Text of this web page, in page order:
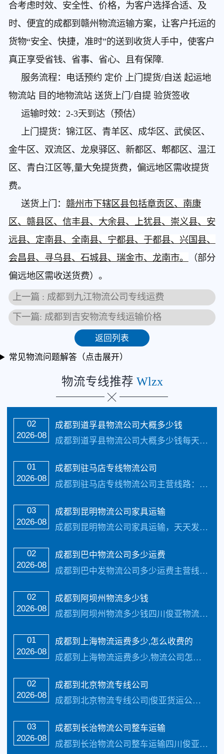
合考虑时效、安全性、价格，为客户选择合适、及
时、便宜的成都到赣州物流运输方案，让客户托运的
货物“安全、快捷，准时”的送到收货人手中，使客户
真正享受省钱、省事、省心、且有保障.
服务流程：电话预约 定价 上门提货/自送 起运地
物流站 目的地物流站 送货上门/自提 验货签收
运输时效：2-3天到达（预估）
上门提货：锦江区、青羊区、成华区、武侯区、
金牛区、双流区、龙泉驿区、新都区、郫都区、温江
区、青白江区等,量大免提货费，偏远地区需收提货
费。
送货上门： 赣州市下辖区县包括章贡区、南康
区、赣县区、信丰县、大余县、上犹县、崇义县、安
远县、定南县、全南县、宁都县、于都县、兴国县、
会昌县、寻乌县、石城县、瑞金市、龙南市。
（部分
偏远地区需收送货费）。
上一篇 : 成都到九江物流公司专线运费
下一篇: 成都到吉安物流专线运输价格
返回列表
常见物流问题解答（点击展开）
物流专线推荐 Wlzx
02
2026-08
成都到道孚县物流公司大概多少钱
成都到道孚县物流公司大概多少钱每天发车，3-4天可以到达道孚县以下地区：全州辖康定、泸定、丹巴、九龙、雅江、道孚、炉霍、甘孜、新龙、德格、白玉、石渠、色达、理塘、巴塘、乡城、稻城、得荣18个县公司免费提供：成都到道孚县物流货运专线多久能到、几天能到、运…
01
2026-08
成都到驻马店专线物流公司
成都到驻马店专线物流公司主营线路：成都到驻马店物流专线。每天发车，三到4天可以安全把货物送货到以下地址：郑州、开封 、洛阳、平顶山、安阳、新乡、焦作、许昌、漯河、三门峡、南阳、商丘、信阳、濮阳、周口、驻马店、鹤壁、济 源…
03
2026-08
成都到昆明物流公司家具运输
成都到昆明物流公司家具运输，天天发车，1-2 天可到达以下地点：昆明、玉溪、曲靖、昭通、保山、丽江、临沧、普洱；18个县级市：大理市、楚雄市、安宁市、宣威市、澄江市、水富市、腾冲市、芒市、瑞丽市、泸水市、香格里拉市、禄丰市、蒙自市、个旧市、开远市、弥勒市、文山市、景洪市天天发车24小时服务热线电话：（133-5002-...…
02
2026-08
成都到巴中物流公司多少运费
成都到巴中发物流公司多少运费主营线路：成都到巴中物流专线公司。每天发车，三到4天可以安全把货物送货到以下地址：辖2区（巴州、恩阳）、3县（平昌、通江、南江）承接:全国整车货物、零担货物、搬家、搬厂、大件运输、轿车托运以及各种机械设备运输，提供上门接货。为私人个体、工厂、贸易商、批发商等货主提供整车、零担、大件运输、普快...…
02
2026-08
成都到阿坝州物流多少钱
成都到阿坝州物流多少钱四川俊亚物流主要线路：成都到阿坝州物流公司全境直达专线，天天发车24小时服务热线电话：（133-5002-3601）2-3天可以安全把货物送货到以下地址：小金县、金川县、松潘县、黑水县、汶川县、茂县、理县、九寨沟县、若尔盖县、红原县、马尔康县、阿坝县、壌塘县致力于打造最优质的成都到阿坝州物流公司专...…
01
2026-08
成都到上海物流运费多少,怎么收费的
成都到上海物流运费多少,物流公司怎么收费的|俊亚物流公司主营线路：成都到上海物流公司地址电话|。每天发车，三到4天可以安全把货物送货到以下地址：上海、浦东新区，…
02
2026-08
成都到北京物流专线公司
成都到北京物流专线公司|俊亚货运公司主营线路：成都到北京物流货运专线。每天发车，三到4天可以安全把货物送货到以下地址：北京、东城、（崇文） 、西城、（宣武）、朝…
03
2026-08
成都到长治物流公司整车运输
成都到长治物流公司整车运输四川俊亚物流主要线路：成都到长治物流专线全境直达，直达区域：潞州区、上党区、屯留区、潞城区、襄垣县、平顺县、黎城县、壶关县、长子县、武…